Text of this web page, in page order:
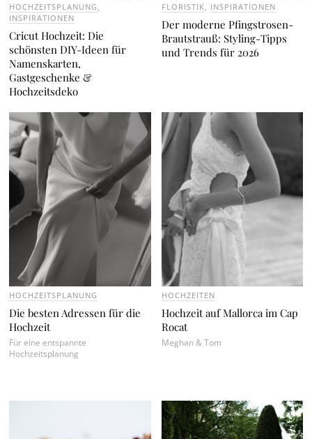
HOCHZEITSPLANUNG
INSPIRATIONEN
Cricut Hochzeit: Die
schönsten DIY-Ideen für
Namenskarten,
Gastgeschenke &
Hochzeitsdeko
FLORISTIK INSPIRATIONEN
Der moderne Pfingstrosen-
Brautstrauß: Styling-Tipps
und Trends für 2026
HOCHZEITSPLANUNG
Die besten Adressen für die
Hochzeit
Für eine entspannte
Hochzeitsplanung
HOCHZEITEN
Hochzeit auf Mallorca im Cap
Rocat
Meghan & Tom